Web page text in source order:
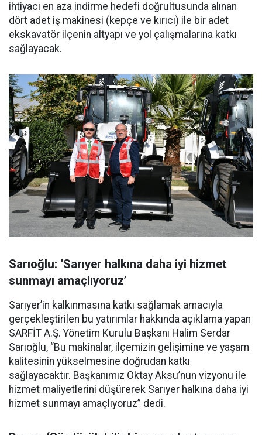
ihtiyacı en aza indirme hedefi doğrultusunda alınan
dört adet iş makinesi (kepçe ve kırıcı) ile bir adet
ekskavatör ilçenin altyapı ve yol çalışmalarına katkı
sağlayacak.
Sarıoğlu: ‘Sarıyer halkına daha iyi hizmet
sunmayı amaçlıyoruz’
Sarıyer’in kalkınmasına katkı sağlamak amacıyla
gerçekleştirilen bu yatırımlar hakkında açıklama yapan
SARFİT A.Ş. Yönetim Kurulu Başkanı Halim Serdar
Sarıoğlu, “Bu makinalar, ilçemizin gelişimine ve yaşam
kalitesinin yükselmesine doğrudan katkı
sağlayacaktır. Başkanımız Oktay Aksu’nun vizyonu ile
hizmet maliyetlerini düşürerek Sarıyer halkına daha iyi
hizmet sunmayı amaçlıyoruz” dedi.